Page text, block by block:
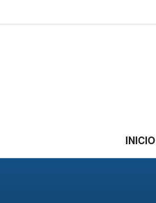
INICIO